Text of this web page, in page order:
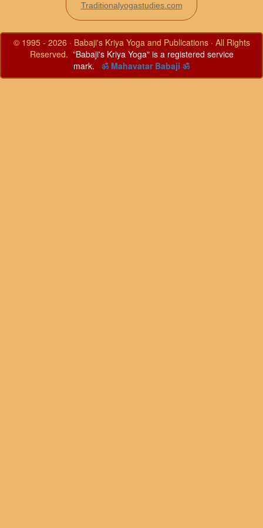
Traditionalyogastudies.com
© 1995 - 2026 · Babaji's Kriya Yoga and Publications · All Rights
Reserved. "Babaji's Kriya Yoga" is a registered service
mark.
ॐ Mahavatar Babaji ॐ